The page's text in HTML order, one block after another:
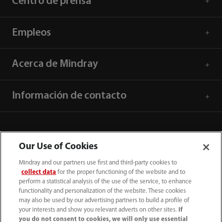
Empleos
Acerca de Mindray
Información de contacto
Our Use of Cookies
Mindray and our partners use first and third-party cookies to
collect data for the proper functioning of the website and to
perform a statistical analysis of the use of the service, to enhance
functionality and personalization of the website. These cookies
may also be used by our advertising partners to build a profile of
your interests and show you relevant adverts on other sites.
If
you do not consent to cookies, we will only use essential